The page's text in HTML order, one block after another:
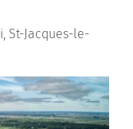
St-Jacques-le-